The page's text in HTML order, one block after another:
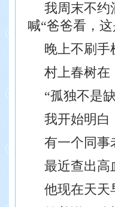
我周末不约
喊“爸爸看，这
晚上不刷手
村上春树在
“孤独不是
我开始明白
有一个同事
最近查出高
他现在天天